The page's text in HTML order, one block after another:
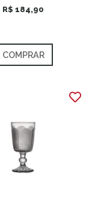
R$ 184,90
COMPRAR